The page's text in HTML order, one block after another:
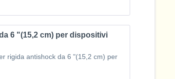
6 "(15,2 cm) per dispositivi
rigida antishock da 6 "(15,2 cm) per